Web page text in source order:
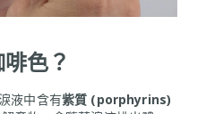
啡色？
液中含有紫質 (porphyrins)